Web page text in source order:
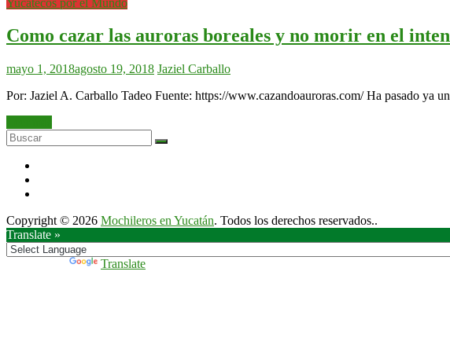
Como cazar las auroras boreales y no morir en el
mayo 1, 2018agosto 19, 2018 Jaziel Carballo
Por: Jaziel A. Carballo Tadeo Fuente: https://www.cazandoauroras.com/ Ha pasado ya
Copyright © 2026 Mochileros en Yucatán. Todos los derechos reservados..
Translate »
Translate